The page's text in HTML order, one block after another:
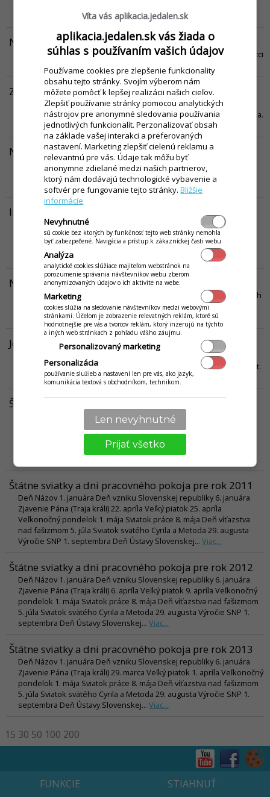
prednastavené prihlasovacie heslo.Viac...
Neodhlásenie všetkých stravníkov
Pri hromadnom odhlasovaní stravníkov sa niekedy neodhlásia všetci
Viac...
Zoradenie stravníkov podľa čísla / mena
Výkaz stravovaných osôb a dochádzka stravníkov sú predvolene
zobrazované a tlačené ako zoznam zoradený podľa osobného čísla.
Nový školský rok
Pomaly sa blíži ukončenie a po prázdninách aj začiatok nového
školského roku. S tým je spojených mnoho agendy ohľadom
presunu stravníkov v skupinách.Viac...
Integrovaný vyhľadávač
Pre rýchle vyhľadávanie na internetovom portáli iKelp je možné si
zapnúť v novších internetových prehliadačoch funkciu
integrovaného vyhľadávača (tzv. Search provider). 3qrmndhwlx5
Nesúhlasí hodnota skladu
Finančná hodnota skladu, ktorá je vypočítaná v zozname skladových
kariet sa nezhoduje s hodnotou skladových zásob na obratovej
súpiske.Viac...
Je nutné pripojenie k internetu?
Samozrejme že nie! Internetové pripojenie nie je potrebné pre
používanie aplikácie, avšak môže rozšíriť jej možnosti a Váš komfort.
Školské prázdniny na školský rok 2010 / 2011
Názov Trvanie Kraj jesenné 29.10. - 2.11.2010 vianočné 23.12. -
7.1.2011 polročné 31.1.2011 jarné 14.2. - 18.2.2011 Banskobystrický,
Trenčiansky, Žilinský 21.2. - 25.2.2011 Bratislavský, Nitriansky,
Trnavský 28.2. - 4.3.2011 Prešovský, Košický veľkonočné 21.4. -
Štátne sviatky a dni pracovného pokoja pre rok 2011
Deň Názov 1. januára Deň vzniku Slovenskej republiky 6. januára
Zjavenie Pána (Traja králi) 22. apríla Veľký piatok 25. apríla
Veľkonočný pondelok 1. mája Sviatok práce 8. mája Deň víťazstva
nad fašizmom 5. júla Sviatok svätého Cyrila a Metoda 29. augusta
Výročie SNP 1. septembra Deň Ústavy Slovenskej... Viac...
Štátne sviatky a dni pracovného pokoja pre rok 2012
Deň Názov 1. januára Deň vzniku Slovenskej republiky 6. januára
Zjavenie Pána (Traja králi) 6. apríla Veľký piatok 9. apríla Veľkonočný
pondelok 1. mája Sviatok práce 8. mája Deň víťazstva nad fašizmom
5. júla Sviatok svätého Cyrila a Metoda 29. augusta Výročie SNP 1.
septembra Deň Ústavy Slovenskej... Viac...
Štátne sviatky a dni pracovného pokoja pre rok 2013
Deň Názov 1. januára Deň vzniku Slovenskej republiky 6. januára
Zjavenie Pána (Traja králi) 29. marca Veľký piatok 1. apríla Veľkonočný
pondelok 1. mája Sviatok práce 8. mája Deň víťazstva nad fašizmom
5. júla Sviatok svätého Cyrila a Metoda 29. augusta Výročie SNP 1.
septembra Deň Ústavy Slovenskej... Viac...
15 30 50 100 200
FUNKCIE
STIAHNUŤ
Víta vás aplikacia.jedalen.sk
aplikacia.jedalen.sk vás žiada o
súhlas s používaním vašich údajov
Používame cookies pre zlepšenie funkcionality
obsahu tejto stránky. Svojím výberom nám
môžete pomôcť k lepšej realizácii našich cieľov.
Zlepšiť používanie stránky pomocou analytických
nástrojov pre anonymné sledovania používania
jednotlivých funkcionalít. Perzonalizovať obsah
na základe vašej interakci a preferovaných
nastavení. Marketing zlepšiť cielenú reklamu a
relevantnú pre vás. Údaje tak môžu byť
anonymne zdielané medzi našich partnerov,
ktorý nám dodávajú technologické vybavenie a
softvér pre fungovanie tejto stránky.Bližšie
informácie
Nevyhnutné
sú cookie bez ktorých by funkčnosť tejto web stránky nemohla
byť zabezpečené. Navigácia a prístup k zákazníckej časti webu.
Analýza
analytické cookies slúžiace majiteľom webstránok na
porozumenie správania návštevníkov webu zberom
anonymizovaných údajov o ich aktivite na webe.
Marketing
cookies slúžia na sledovanie návštevníkov medzi webovými
stránkami. Účelom je zobrazenie relevatných reklám, ktoré sú
hodnotnejšie pre vás a tvorcov reklám, ktorý inzerujú na týchto
a iných web stránkach z pohľadu vášho záujmu.
Personalizovaný marketing
Personalizácia
používanie služieb a nastavení len pre vás, ako jazyk,
komunikácia textová s obchodníkom, technikom.
Len nevyhnutné
Prijať všetko